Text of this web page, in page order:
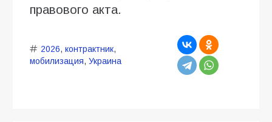
правового акта.
2026, контрактник,
мобилизация, Украина